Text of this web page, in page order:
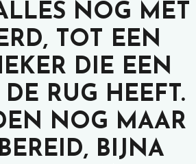
NOG MET
TOT EEN
DIE EEN
RUG HEEFT.
NOG MAAR
BIJNA